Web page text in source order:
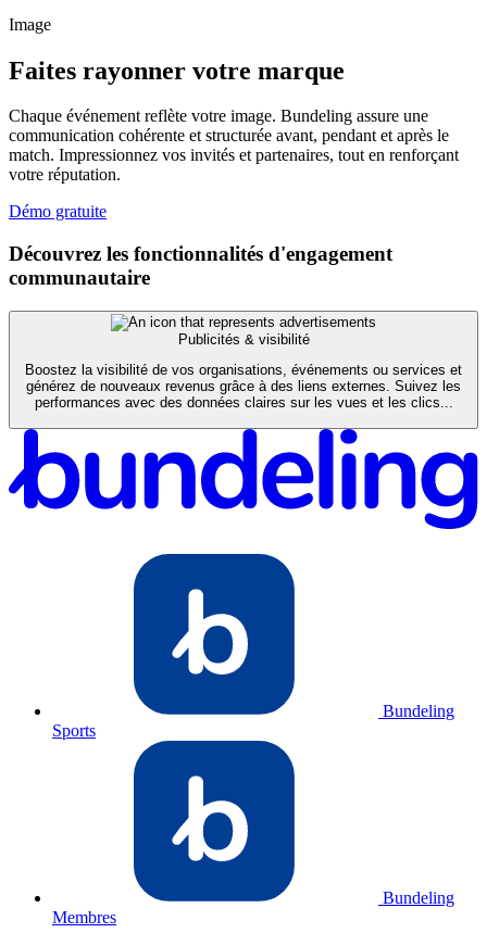
Image
Faites rayonner votre marque
Chaque événement reflète votre image. Bundeling assure une
communication cohérente et structurée avant, pendant et après le
match. Impressionnez vos invités et partenaires, tout en renforçant
votre réputation.
Démo gratuite
Découvrez les fonctionnalités d'engagement
communautaire
Publicités & visibilité
Boostez la visibilité de vos organisations, événements ou services et
générez de nouveaux revenus grâce à des liens externes. Suivez les
performances avec des données claires sur les vues et les clics...
Bundeling
Sports
Bundeling
Membres